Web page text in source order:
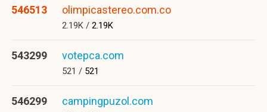
546513 olimpicastereo.com.co
2.19K / 2.19K
543299 votepca.com
521 / 521
546299 campingpuzol.com